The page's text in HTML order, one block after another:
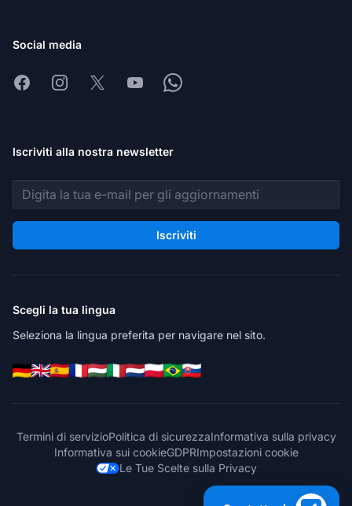
Social media
FacebookInstagram
X YoutubeWhatsapp
Iscriviti alla nostra newsletter
Indirizzo email
Iscriviti
Scegli la tua lingua
Seleziona la lingua preferita per navigare nel sito.
Termini di servizioPolitica di sicurezzaInformativa sulla privacy
Informativa sui cookieGDPRImpostazioni cookie
Le Tue Scelte sulla Privacy